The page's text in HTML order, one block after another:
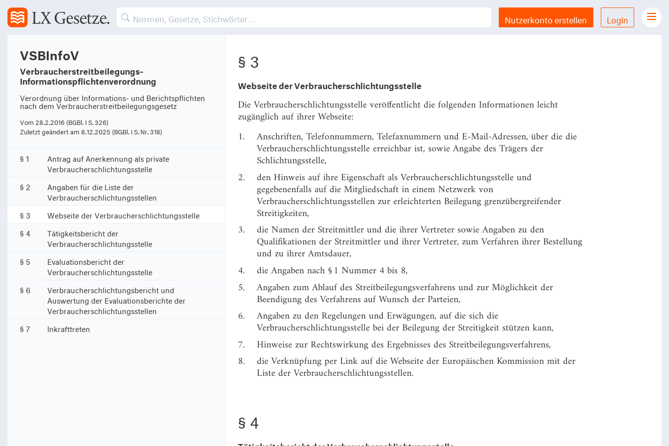
Nutzerkonto erstellen Login
Gesetze Übersicht
Datenschutzerklärung
Impressum
VSBInfoV
Verbraucherstreitbeilegungs-
Informationspflichtenverordnung
Verordnung über Informations- und Berichtspflichten
nach dem Verbraucherstreitbeilegungsgesetz
Vom 28.2.2016 (BGBl. I S. 326)
Zuletzt geändert am 8.12.2025 (BGBl. I S. Nr. 318)
§ 1
Antrag auf Anerkennung als private
Verbraucherschlichtungsstelle
§ 2
Angaben für die Liste der
Verbraucherschlichtungsstellen
§ 3
Webseite der Verbraucherschlichtungsstelle
§ 4
Tätigkeitsbericht der
Verbraucherschlichtungsstelle
§ 5
Evaluationsbericht der
Verbraucherschlichtungsstelle
§ 6
Verbraucherschlichtungsbericht und
Auswertung der Evaluationsberichte der
Verbraucherschlichtungsstellen
§ 7
Inkrafttreten
nach § 1 Nummer 1 und 5 bis 8 zu übermitteln.
§ 3
Webseite der Verbraucherschlichtungsstelle
Die Verbraucherschlichtungsstelle veröffentlicht die folgenden Informationen leicht
zugänglich auf ihrer Webseite:
1.
Anschriften, Telefonnummern, Telefaxnummern und E-Mail-Adressen, über die die
Verbraucherschlichtungsstelle erreichbar ist, sowie Angabe des Trägers der
Schlichtungsstelle,
2.
den Hinweis auf ihre Eigenschaft als Verbraucherschlichtungsstelle und
gegebenenfalls auf die Mitgliedschaft in einem Netzwerk von
Verbraucherschlichtungsstellen zur erleichterten Beilegung grenzübergreifender
Streitigkeiten,
3.
die Namen der Streitmittler und die ihrer Vertreter sowie Angaben zu den
Qualifikationen der Streitmittler und ihrer Vertreter, zum Verfahren ihrer Bestellung
und zu ihrer Amtsdauer,
4.
die Angaben nach § 1 Nummer 4 bis 8,
5.
Angaben zum Ablauf des Streitbeilegungsverfahrens und zur Möglichkeit der
Beendigung des Verfahrens auf Wunsch der Parteien,
6.
Angaben zu den Regelungen und Erwägungen, auf die sich die
Verbraucherschlichtungsstelle bei der Beilegung der Streitigkeit stützen kann,
7.
Hinweise zur Rechtswirkung des Ergebnisses des Streitbeilegungsverfahrens,
8.
die Verknüpfung per Link auf die Webseite der Europäischen Kommission mit der
Liste der Verbraucherschlichtungsstellen.
§ 4